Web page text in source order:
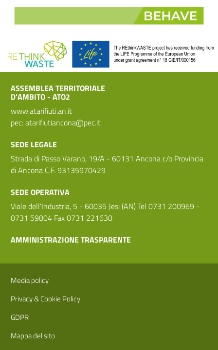
ASSEMBLEA TERRITORIALE
D'AMBITO - ATO2
www.atarifiuti.an.it
pec:atarifiutiancona@pec.it
SEDE LEGALE
Strada di Passo Varano, 19/A - 60131 Ancona c/o Provincia
di Ancona C.F. 93135970429
SEDE OPERATIVA
Viale dell'Industria, 5 - 60035 Jesi (AN) Tel 0731 200969 -
0731 59804 Fax 0731 221630
AMMINISTRAZIONE TRASPARENTE
Sezione Link Utili
Media policy
Privacy & Cookie Policy
GDPR
Mappa del sito